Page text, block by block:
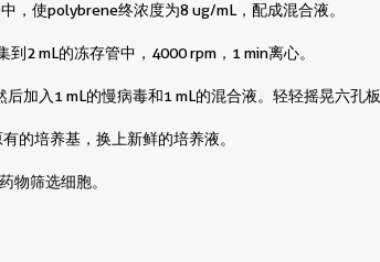
，使polybrene终浓度为8 ug/mL，配成混合液。
2 mL的冻存管中，4000 rpm，1 min离心。
加入1 mL的慢病毒和1 mL的混合液。轻轻摇晃六孔板
的培养基，换上新鲜的培养液。
物筛选细胞。